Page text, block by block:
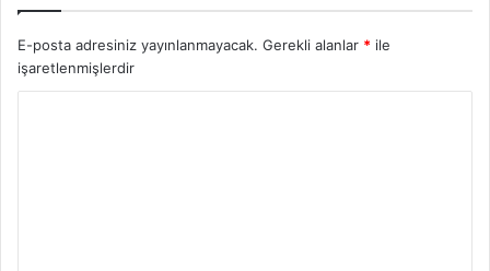
E-posta adresiniz yayınlanmayacak. Gerekli alanlar * ile
işaretlenmişlerdir